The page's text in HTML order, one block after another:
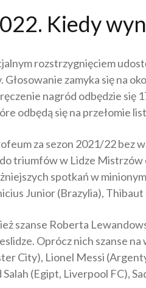
Kiedy
rozstrzygnięciem
Głosowanie zamyka się na
nagród odbędzie
odbędą się na przełomie
za sezon 2021/22 bez
triumfów w Lidze Mistrzów
spotkań w
Junior (Brazylia),
szanse Roberta
Oprócz nich szanse
City), Lionel Messi
(Egipt, Liverpool FC),